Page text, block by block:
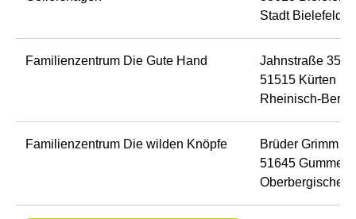
Stadt Bielefeld
Familienzentrum Die Gute Hand
Jahnstraße 35
51515 Kürten
Rheinisch-
Familienzentrum Die wilden Knöpfe
Brüder Grimm
51645
Oberbergischer